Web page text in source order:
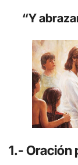
“Y
1.- Oración